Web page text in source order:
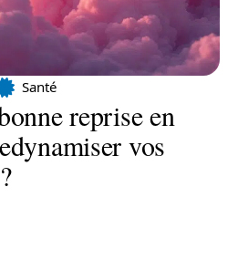
Santé
reprise en
vos